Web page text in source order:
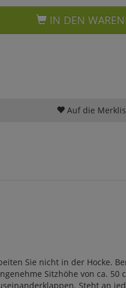
IN DEN
Auf die
Sie nicht in der Hocke.
Sitzhöhe von ca. 50
Steht an